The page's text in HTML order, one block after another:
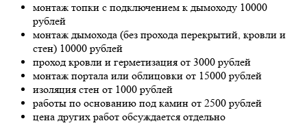
монтаж топки с подключением к дымоходу 10000
рублей
монтаж дымохода (без прохода перекрытий, кровли и
стен) 10000 рублей
проход кровли и герметизация от 3000 рублей
монтаж портала или облицовки от 15000 рублей
изоляция стен от 1000 рублей
работы по основанию под камин от 2500 рублей
цена других работ обсуждается отдельно